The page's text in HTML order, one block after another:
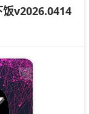
v2026.0414